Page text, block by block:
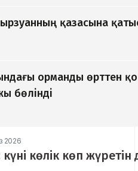
қазасына
орманды өрттен
бөлінді
2026
көлік көп жүретін